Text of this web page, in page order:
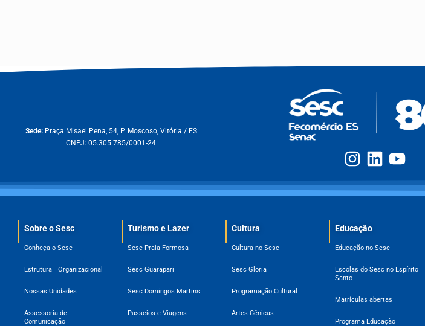
Sede: Praça Misael Pena, 54, P. Moscoso, Vitória / ES
CNPJ: 05.305.785/0001-24
Sobre o Sesc​
Conheça o Sesc
Estrutura Organizacional
Nossas Unidades
Assessoria de
Comunicação
Turismo e Lazer
Sesc Praia Formosa
Sesc Guarapari
Sesc Domingos Martins
Passeios e Viagens
Cultura
Cultura no Sesc
Sesc Gloria
Programação Cultural
Artes Cênicas
Educação
Educação no Sesc
Escolas do Sesc no Espírito
Santo
Matrículas abertas
Programa Educação